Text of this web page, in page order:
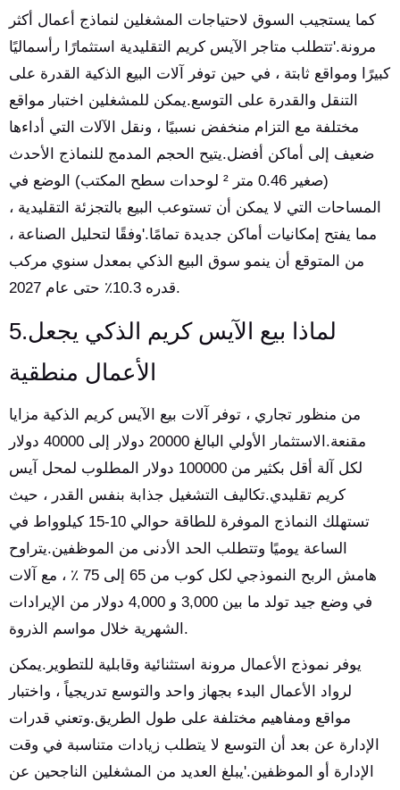
كما يستجيب السوق لاحتياجات المشغلين لنماذج أعمال أكثر
مرونة.'تتطلب متاجر الآيس كريم التقليدية استثمارًا رأسماليًا
كبيرًا ومواقع ثابتة ، في حين توفر آلات البيع الذكية القدرة على
التنقل والقدرة على التوسع.يمكن للمشغلين اختبار مواقع
مختلفة مع التزام منخفض نسبيًا ، ونقل الآلات التي أداءها
ضعيف إلى أماكن أفضل.يتيح الحجم المدمج للنماذج الأحدث
(صغير 0.46 متر ² لوحدات سطح المكتب) الوضع في
المساحات التي لا يمكن أن تستوعب البيع بالتجزئة التقليدية ،
مما يفتح إمكانيات أماكن جديدة تمامًا.'وفقًا لتحليل الصناعة ،
من المتوقع أن ينمو سوق البيع الذكي بمعدل سنوي مركب
قدره 10.3٪ حتى عام 2027.
5.لماذا بيع الآيس كريم الذكي يجعل
الأعمال منطقية
من منظور تجاري ، توفر آلات بيع الآيس كريم الذكية مزايا
مقنعة.الاستثمار الأولي البالغ 20000 دولار إلى 40000 دولار
لكل آلة أقل بكثير من 100000 دولار المطلوب لمحل آيس
كريم تقليدي.تكاليف التشغيل جذابة بنفس القدر ، حيث
تستهلك النماذج الموفرة للطاقة حوالي 10-15 كيلوواط في
الساعة يوميًا وتتطلب الحد الأدنى من الموظفين.يتراوح
هامش الربح النموذجي لكل كوب من 65 إلى 75 ٪ ، مع آلات
في وضع جيد تولد ما بين 3,000 و 4,000 دولار من الإيرادات
الشهرية خلال مواسم الذروة.
يوفر نموذج الأعمال مرونة استثنائية وقابلية للتطوير.يمكن
لرواد الأعمال البدء بجهاز واحد والتوسع تدريجياً ، واختبار
مواقع ومفاهيم مختلفة على طول الطريق.وتعني قدرات
الإدارة عن بعد أن التوسع لا يتطلب زيادات متناسبة في وقت
الإدارة أو الموظفين.'يبلغ العديد من المشغلين الناجحين عن